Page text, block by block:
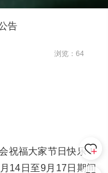
告
浏览：64
祝福大家节日快乐！
14日至9月17日期间